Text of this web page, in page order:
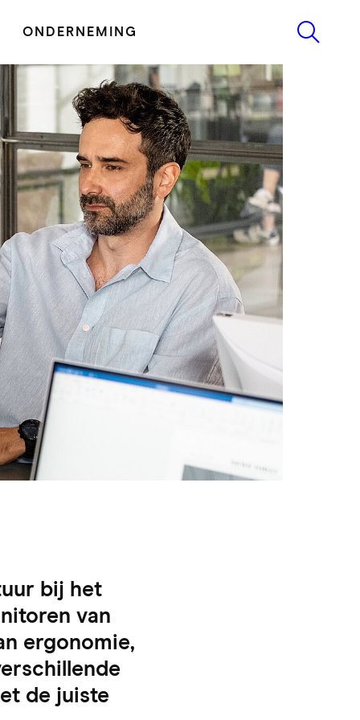
ONDERNEMING
bij het
van
ergonomie,
de juiste